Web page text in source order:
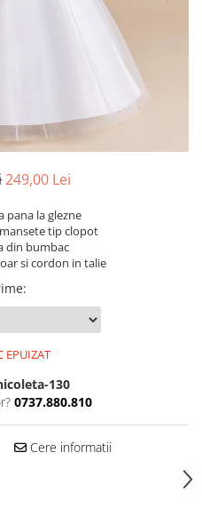
249,00 Lei
pana la glezne
tip clopot
din bumbac
si cordon in talie
:
EPUIZAT
130
0737.880.810
Cere informatii